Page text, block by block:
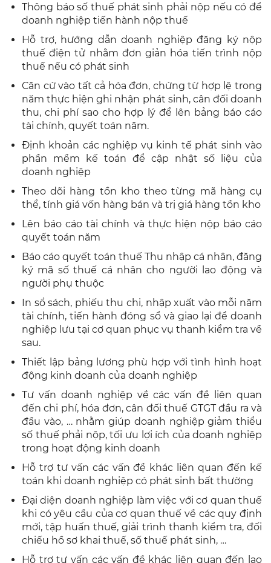
Thông báo số thuế phát sinh phải nộp nếu có để
doanh nghiệp tiến hành nộp thuế
Hỗ trợ, hướng dẫn doanh nghiệp đăng ký nộp
thuế điện tử nhằm đơn giản hóa tiến trình nộp
thuế nếu có phát sinh
Căn cứ vào tất cả hóa đơn, chứng từ hợp lệ trong
năm thực hiện ghi nhận phát sinh, cân đối doanh
thu, chi phí sao cho hợp lý để lên bảng báo cáo
tài chính, quyết toán năm.
Định khoản các nghiệp vụ kinh tế phát sinh vào
phần mềm kế toán để cập nhật số liệu của
doanh nghiệp
Theo dõi hàng tồn kho theo từng mã hàng cụ
thể, tính giá vốn hàng bán và trị giá hàng tồn kho
Lên báo cáo tài chính và thực hiện nộp báo cáo
quyết toán năm
Báo cáo quyết toán thuế Thu nhập cá nhân, đăng
ký mã số thuế cá nhân cho người lao động và
người phụ thuộc
In sổ sách, phiếu thu chi, nhập xuất vào mỗi năm
tài chính, tiến hành đóng sổ và giao lại để doanh
nghiệp lưu tại cơ quan phục vụ thanh kiểm tra về
sau.
Thiết lập bảng lương phù hợp với tình hình hoạt
động kinh doanh của doanh nghiệp
Tư vấn doanh nghiệp về các vấn đề liên quan
đến chi phí, hóa đơn, cân đối thuế GTGT đầu ra và
đầu vào, … nhằm giúp doanh nghiệp giảm thiểu
số thuế phải nộp, tối ưu lợi ích của doanh nghiệp
trong hoạt động kinh doanh
Hỗ trợ tư vấn các vấn đề khác liên quan đến kế
toán khi doanh nghiệp có phát sinh bất thường
Đại diện doanh nghiệp làm việc với cơ quan thuế
khi có yêu cầu của cơ quan thuế về các quy định
mới, tập huấn thuế, giải trình thanh kiểm tra, đối
chiếu hồ sơ khai thuế, số thuế phát sinh, …
Hỗ trợ tư vấn các vấn đề khác liên quan đến lao